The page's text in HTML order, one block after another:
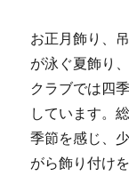
お正月飾り、
が泳ぐ夏飾り
クラブでは四
しています。
季節を感じ、
がら飾り付け